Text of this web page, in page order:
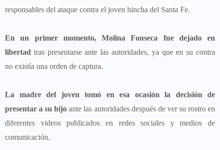
responsables del ataque contra el joven hincha del Santa Fe.
En un primer momento, Molina Fonseca fue dejado en
libertad tras presentarse ante las autoridades, ya que en su contra
no existía una orden de captura.
La madre del joven tomó en esa ocasión la decisión de
presentar a su hijo ante las autoridades después de ver su rostro en
diferentes videos publicados en redes sociales y medios de
comunicación.